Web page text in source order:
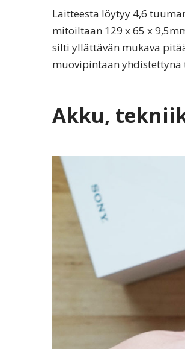
Laitteesta löytyy 4,6
mitoiltaan 129 x 65 x
silti yllättävän mukava
muovipintaan yhdistettynä
Akku,